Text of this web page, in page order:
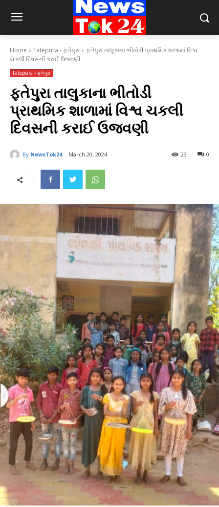
Home Fatepura - ફતેપુરા
ફતેપુરા તાલુકાના ભીતોડી પ્રાથમિક શાળામાં વિશ્વ
ચકલી દિવસની કરાઈ ઉજવણી
Fatepura - ફતેપુરા
ફતેપુરા તાલુકાના ભીતોડી
પ્રાથમિક શાળામાં વિશ્વ ચકલી
દિવસની કરાઈ ઉજવણી
By NewsTok24 March 20, 2024 0
23